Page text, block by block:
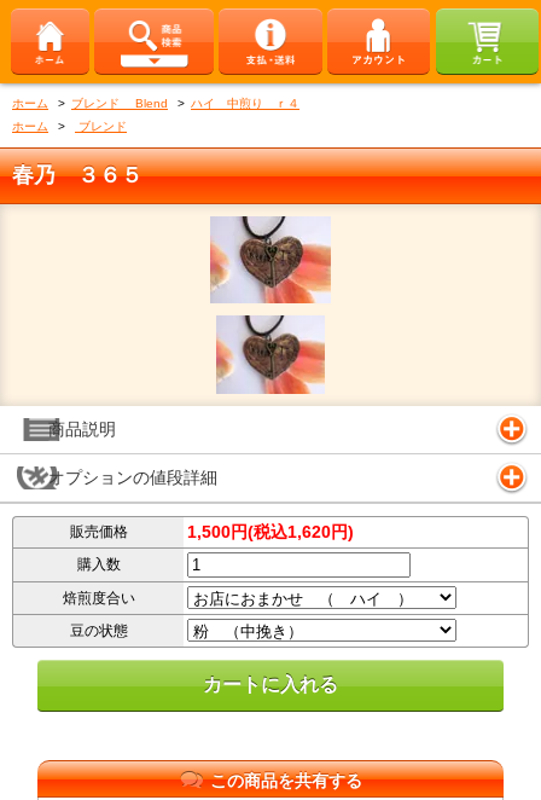
ホーム > ブレンド Blend > ハイ 中煎り ｒ４
ホーム
> ブレンド
春乃 ３６５
商品説明
オプションの値段詳細
販売価格 1,500円(税込1,620円)
購入数
焙煎度合い
豆の状態
この商品を共有する